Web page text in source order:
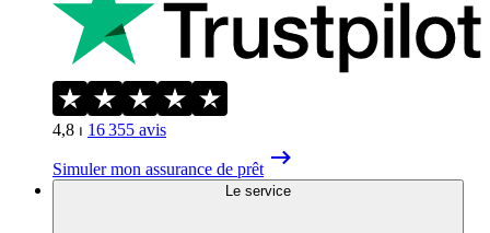
4,8 ⏐ 16 355 avis
Simuler mon assurance de prêt
Le service